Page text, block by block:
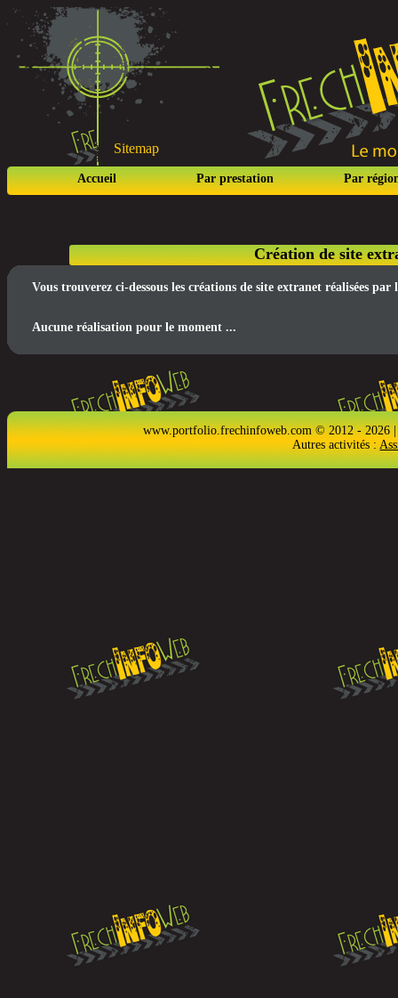
Sitemap
Accueil Par prestation Par
Création de site
Vous trouverez ci-dessous les créations de site extranet réalisées
Aucune réalisation pour le moment ...
www.portfolio.frechinfoweb.com © 2012 - 2026
Autres activités :